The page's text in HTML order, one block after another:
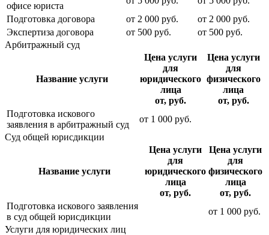
офисе юриста
Подготовка договора
от 2 000 руб. от 2 000 руб.
Экспертиза договора
от 500 руб. от 500 руб.
Арбитражный суд
Название услуги
Цена услуги
для
юридического
лица
от, руб.
Цена услуги
для
физического
лица
от, руб.
Подготовка искового
заявления в арбитражный суд
от 1 000 руб.
Суд общей юрисдикции
Название услуги
Цена услуги
для
юридического
лица
от, руб.
Цена услуги
для
физического
лица
от, руб.
Подготовка искового заявления
в суд общей юрисдикции
от 1 000 руб.
Услуги для юридических лиц